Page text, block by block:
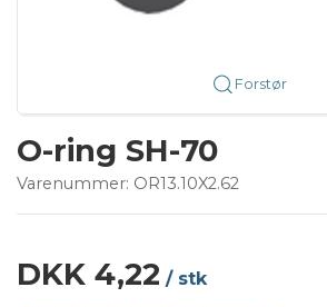
Forstør
O-ring SH-70
Varenummer: OR13.10X2.62
DKK 4,22 / stk